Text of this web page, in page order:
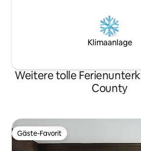
Klimaanlage
Weitere tolle
County
Gäste-Favorit
Gäste-Favorit